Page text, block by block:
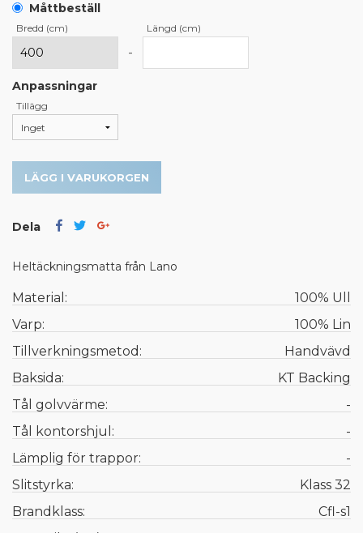
Måttbeställ
Bredd (cm)
-
Längd (cm)
Anpassningar
Tillägg
LÄGG I VARUKORGEN
Dela
Heltäckningsmatta från Lano
Material:
100% Ull
Varp:
100% Lin
Tillverkningsmetod:
Handvävd
Baksida:
KT Backing
Tål golvvärme:
-
Tål kontorshjul:
-
Lämplig för trappor:
-
Slitstyrka:
Klass 32
Brandklass:
Cfl-s1